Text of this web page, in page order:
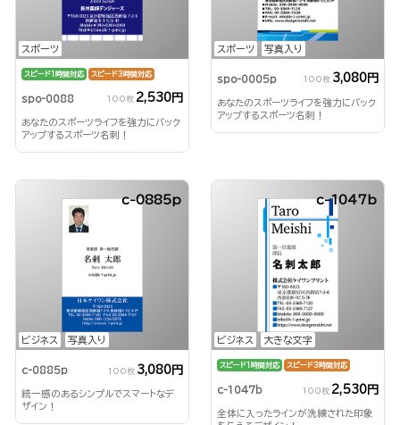
スポーツ
スピード1時間対応 スピード3時間対応
spo-0088 100枚 2,530円
あなたのスポーツライフを強力にバック
アップするスポーツ名刺！
スポーツ 写真入り
spo-0005p 100枚 3,080円
あなたのスポーツライフを強力にバック
アップするスポーツ名刺！
ビジネス 写真入り
c-0885p
c-0885p 100枚 3,080円
統一感のあるシンプルでスマートなデ
ザイン！
ビジネス 大きな文字
c-1047b
スピード1時間対応 スピード3時間対応
c-1047b 100枚 2,530円
全体に入ったラインが洗練された印象